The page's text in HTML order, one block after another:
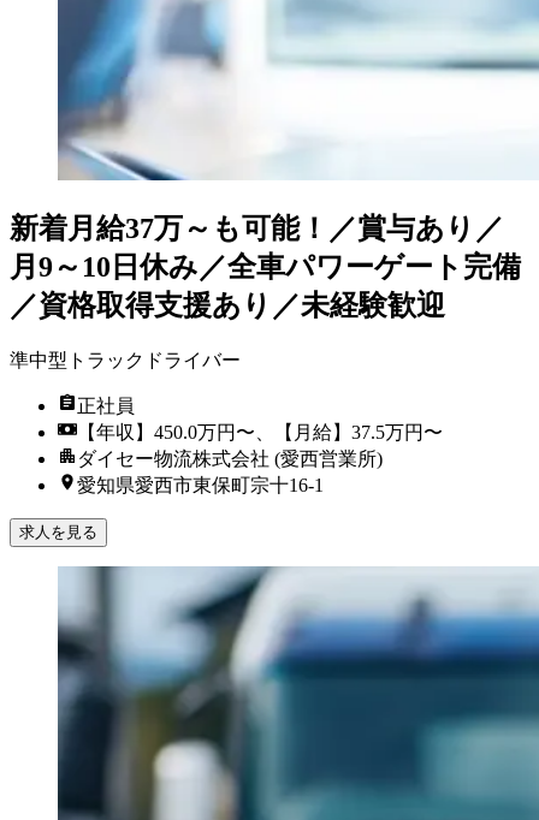
新着月給37万～も可能！／賞与あり／
月9～10日休み／全車パワーゲート完備
／資格取得支援あり／未経験歓迎
準中型トラックドライバー
正社員
【年収】450.0万円〜、【月給】37.5万円〜
ダイセー物流株式会社 (愛西営業所)
愛知県愛西市東保町宗十16-1
求人を見る